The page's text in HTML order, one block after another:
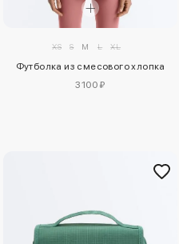
XS S M L XL
Футболка из смесового хлопка
3100 ₽